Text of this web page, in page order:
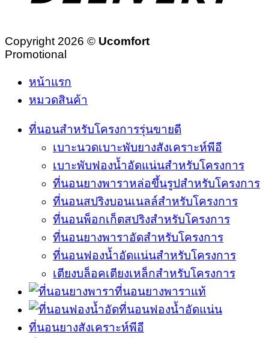
Copyright 2026 © Ucomfort
Promotional
หน้าแรก
หมวดสินค้า
ที่นอนสำหรับโครงการรุ่นขายดี
เบาะนวดเบาะพับยางสังเคราะห์พีอี
เบาะพับฟองน้ำอัดแน่นสำหรับโครงการ
ที่นอนยางพาราหล่อขึ้นรูปสำหรับโครงการ
ที่นอนสปริงบอนเนลล์สำหรับโครงการ
ที่นอนพ็อกเก็ตสปริงสำหรับโครงการ
ที่นอนยางพาราอัดสำหรับโครงการ
ที่นอนฟองน้ำอัดแน่นสำหรับโครงการ
เตียงบล็อคเตียงเหล็กสำหรับโครงการ
ที่นอนยางพาราแท้
ที่นอนฟองน้ำอัดแน่น
ที่นอนยางสังเคราะห์พีอี